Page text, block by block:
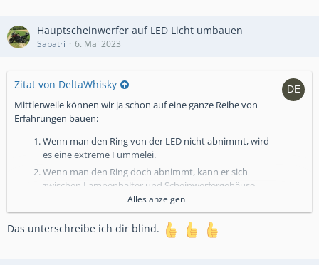
Hauptscheinwerfer auf LED Licht umbauen
Sapatri 6. Mai 2023
Zitat von DeltaWhisky
Mittlerweile können wir ja schon auf eine ganze Reihe von
Erfahrungen bauen:
Wenn man den Ring von der LED nicht abnimmt, wird
es eine extreme Fummelei.
Wenn man den Ring doch abnimmt, kann er sich
zwischen Lampenhalter und Scheinwerfergehäuse
Die Standlichter können in das Scheinwerfergehäuse
rutschen.
Alles anzeigen
Das unterschreibe ich dir blind.